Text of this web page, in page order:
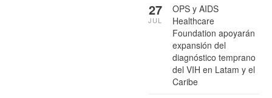
OPS y AIDS
Healthcare
Foundation apoyarán
expansión del
diagnóstico temprano
del VIH en Latam y el
Caribe
27
JUL